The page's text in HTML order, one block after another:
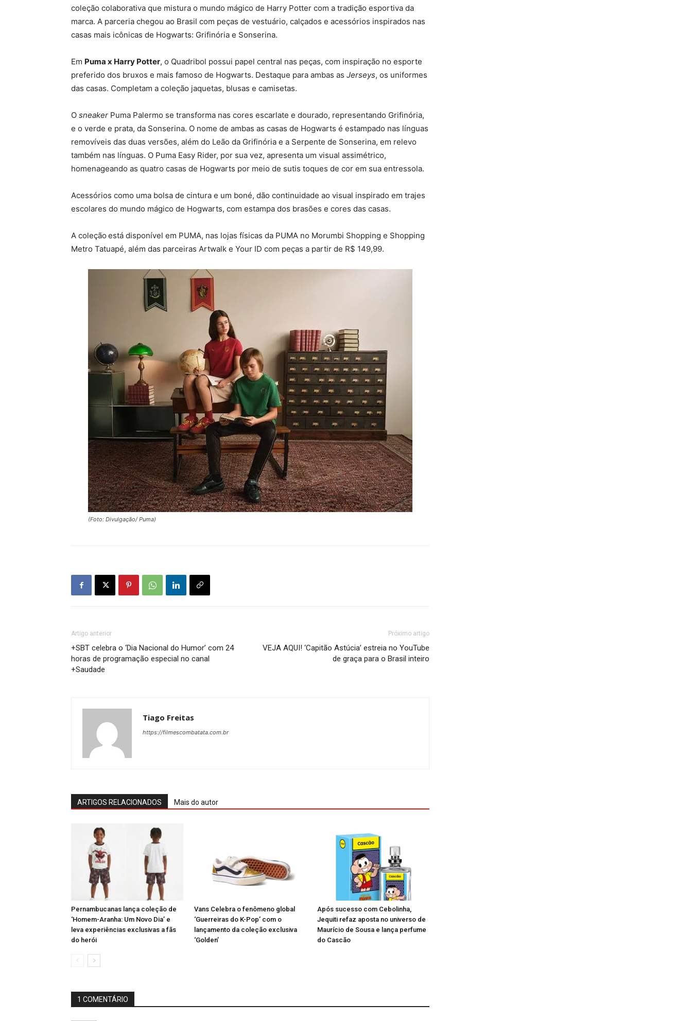
coleção colaborativa que mistura o mundo mágico de Harry Potter com a tradição esportiva da
marca. A parceria chegou ao Brasil com peças de vestuário, calçados e acessórios inspirados nas
casas mais icônicas de Hogwarts: Grifinória e Sonserina.
Em Puma x Harry Potter, o Quadribol possui papel central nas peças, com inspiração no esporte
preferido dos bruxos e mais famoso de Hogwarts. Destaque para ambas as Jerseys, os uniformes
das casas. Completam a coleção jaquetas, blusas e camisetas.
O sneaker Puma Palermo se transforma nas cores escarlate e dourado, representando Grifinória,
e o verde e prata, da Sonserina. O nome de ambas as casas de Hogwarts é estampado nas línguas
removíveis das duas versões, além do Leão da Grifinória e a Serpente de Sonserina, em relevo
também nas línguas. O Puma Easy Rider, por sua vez, apresenta um visual assimétrico,
homenageando as quatro casas de Hogwarts por meio de sutis toques de cor em sua entressola.
Acessórios como uma bolsa de cintura e um boné, dão continuidade ao visual inspirado em trajes
escolares do mundo mágico de Hogwarts, com estampa dos brasões e cores das casas.
A coleção está disponível em PUMA, nas lojas físicas da PUMA no Morumbi Shopping e Shopping
Metro Tatuapé, além das parceiras Artwalk e Your ID com peças a partir de R$ 149,99.
(Foto: Divulgação/ Puma)
Artigo anterior
+SBT celebra o ‘Dia Nacional do Humor’ com 24
horas de programação especial no canal
+Saudade
Próximo artigo
VEJA AQUI! ‘Capitão Astúcia’ estreia no YouTube
de graça para o Brasil inteiro
Tiago Freitas
https://filmescombatata.com.br
ARTIGOS RELACIONADOS Mais do autor
Pernambucanas lança coleção de
‘Homem-Aranha: Um Novo Dia’ e
leva experiências exclusivas a fãs
do herói
Vans Celebra o fenômeno global
‘Guerreiras do K-Pop’ com o
lançamento da coleção exclusiva
‘Golden’
Após sucesso com Cebolinha,
Jequiti refaz aposta no universo de
Maurício de Sousa e lança perfume
do Cascão
1 COMENTÁRIO